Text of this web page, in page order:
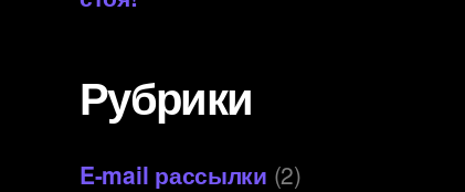
Рубрики
E-mail рассылки (2)